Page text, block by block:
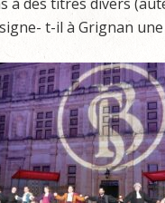
t-il à Grignan